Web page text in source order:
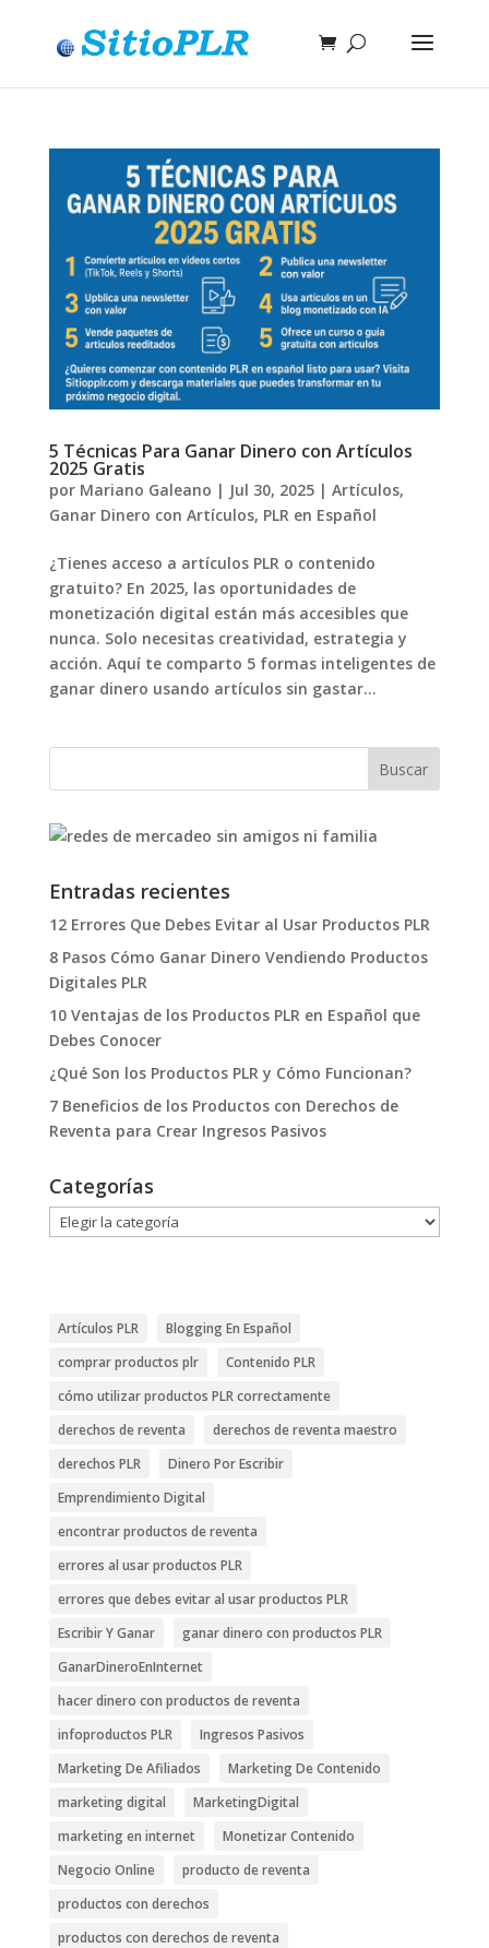
5 Técnicas Para Ganar Dinero con Artículos
2025 Gratis
por Mariano Galeano | Jul 30, 2025| Artículos,
Ganar Dinero con Artículos, PLR en Español
¿Tienes acceso a artículos PLR o contenido
gratuito? En 2025, las oportunidades de
monetización digital están más accesibles que
nunca. Solo necesitas creatividad, estrategia y
acción. Aquí te comparto 5 formas inteligentes de
ganar dinero usando artículos sin gastar...
Entradas recientes
12 Errores Que Debes Evitar al Usar Productos PLR
8 Pasos Cómo Ganar Dinero Vendiendo Productos
Digitales PLR
10 Ventajas de los Productos PLR en Español que
Debes Conocer
¿Qué Son los Productos PLR y Cómo Funcionan?
7 Beneficios de los Productos con Derechos de
Reventa para Crear Ingresos Pasivos
Categorías
Categorías
Artículos PLR
Blogging En Español
comprar productos plr
Contenido PLR
cómo utilizar productos PLR correctamente
derechos de reventa
derechos de reventa maestro
derechos PLR
Dinero Por Escribir
Emprendimiento Digital
encontrar productos de reventa
errores al usar productos PLR
errores que debes evitar al usar productos PLR
Escribir Y Ganar
ganar dinero con productos PLR
GanarDineroEnInternet
hacer dinero con productos de reventa
infoproductos PLR
Ingresos Pasivos
Marketing De Afiliados
Marketing De Contenido
marketing digital
MarketingDigital
marketing en internet
Monetizar Contenido
Negocio Online
producto de reventa
productos con derechos
productos con derechos de reventa